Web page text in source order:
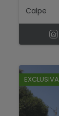
Calpe
EXCLUSIVA